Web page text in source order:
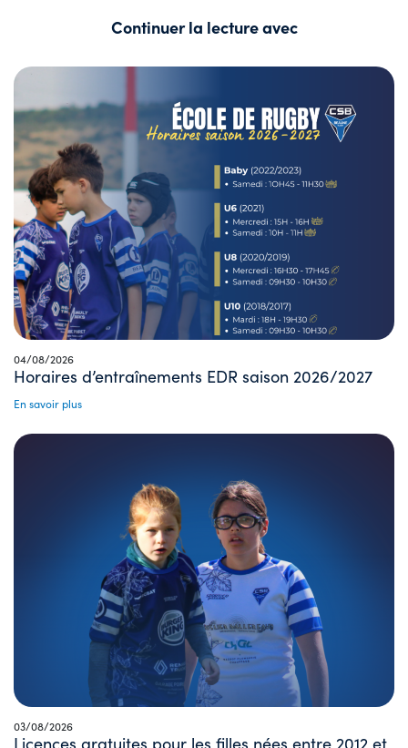
Continuer la lecture avec
04/08/2026
Horaires d’entraînements EDR saison 2026/2027
En savoir plus
03/08/2026